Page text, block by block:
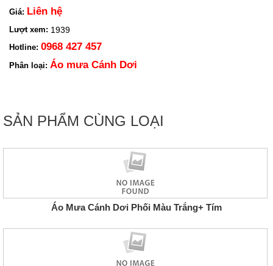
Giá: Liên hệ
Lượt xem: 1939
Hotline: 0968 427 457
Phân loại: Áo mưa Cánh Dơi
SẢN PHẨM CÙNG LOẠI
Áo Mưa Cánh Dơi Phối Màu Trắng+ Tím